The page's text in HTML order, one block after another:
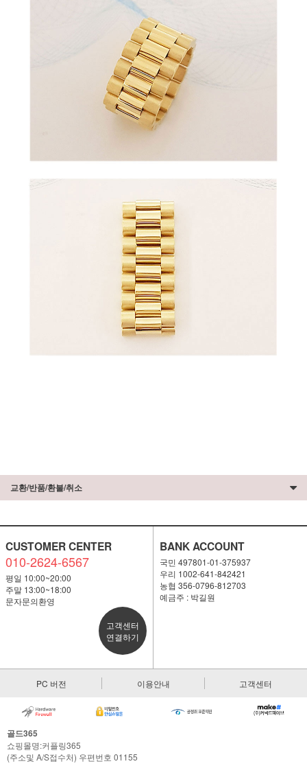
교환/반품/환불/취소
CUSTOMER CENTER
010-2624-6567
평일 10:00~20:00
주말 13:00~18:00
문자문의환영
고객센터
연결하기
BANK ACCOUNT
국민 497801-01-375937
우리 1002-641-842421
농협 356-0796-812703
예금주 : 박길원
PC 버전 이용안내 고객센터
골드365
쇼핑몰명:커플링365
(주소및 A/S접수처) 우편번호 01155